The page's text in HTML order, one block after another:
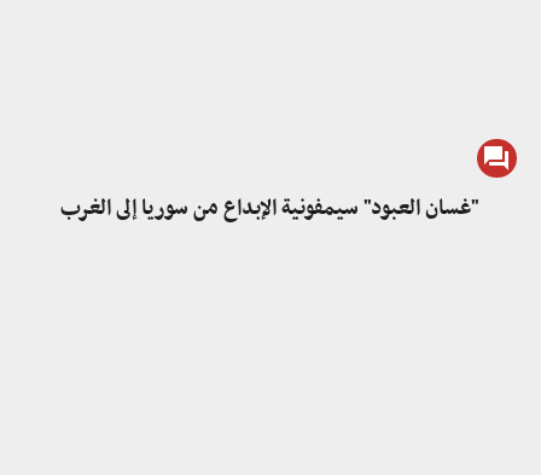
"غسان العبود" سيمفونية الإبداع من سوريا إلى الغرب